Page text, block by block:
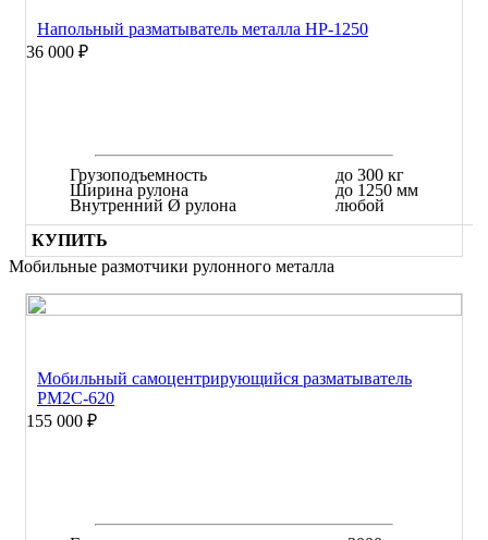
Напольный разматыватель металла НР-1250
36 000 ₽
Грузоподъемность
Ширина рулона
Внутренний Ø рулона
до 300 кг
до 1250 мм
любой
КУПИТЬ
Мобильные размотчики рулонного металла
Мобильный самоцентрирующийся разматыватель
РМ2С-620
155 000 ₽